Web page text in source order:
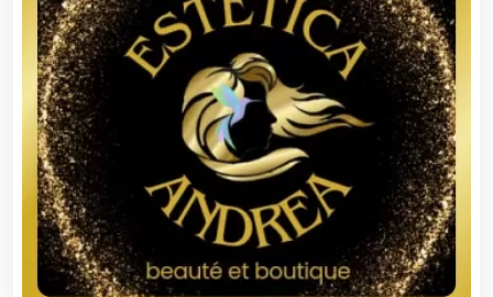
Basculas
Bebidas
Belleza
Bordados y Estampados